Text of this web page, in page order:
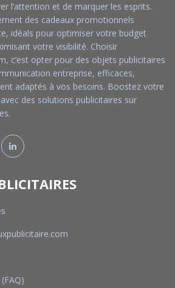
l’attention et de marquer les esprits.
des cadeaux promotionnels
idéals pour optimiser votre budget
votre visibilité. Choisir
c’est opter pour des objets publicitaires
entreprise, efficaces,
adaptés à vos besoins. Boostez votre
des solutions publicitaires sur